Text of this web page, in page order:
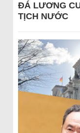
ĐÁ LƯƠNG
TỊCH NƯỚC